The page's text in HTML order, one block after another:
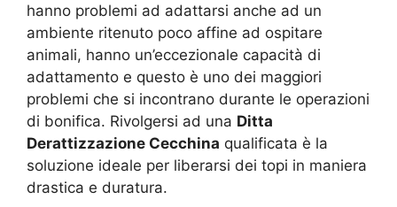
hanno problemi ad adattarsi anche ad un
ambiente ritenuto poco affine ad ospitare
animali, hanno un’eccezionale capacità di
adattamento e questo è uno dei maggiori
problemi che si incontrano durante le operazioni
di bonifica. Rivolgersi ad una Ditta
Derattizzazione Cecchina qualificata è la
soluzione ideale per liberarsi dei topi in maniera
drastica e duratura.